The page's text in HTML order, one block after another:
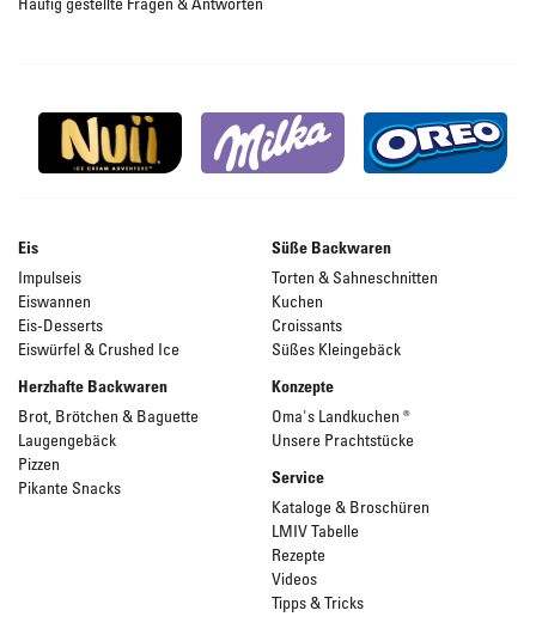
Eis
Impulseis
Eiswannen
Eis-Desserts
Eiswürfel & Crushed Ice
Süße Backwaren
Torten & Sahneschnitten
Kuchen
Croissants
Süßes Kleingebäck
Herzhafte Backwaren
Brot, Brötchen & Baguette
Laugengebäck
Pizzen
Pikante Snacks
Konzepte
Oma's Landkuchen ®
Unsere Prachtstücke
Service
Kataloge & Broschüren
LMIV Tabelle
Rezepte
Videos
Tipps & Tricks